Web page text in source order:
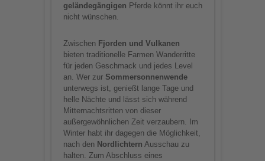
geländegängigen Pferde könnt ihr euch
nicht wünschen.
Zwischen Fjorden und Vulkanen
bieten traditionelle Farmen Wanderritte
für jeden Geschmack und jedes Level
an. Wer zur Sommersonnenwende
unterwegs ist, genießt lange Tage und
helle Nächte und lässt sich während
Mitternachtsritten von dieser
außergewöhnlichen Zeit verzaubern. Im
Winter habt ihr dagegen die Möglichkeit,
nach den Nordlichtern Ausschau zu
halten. Zum Abschluss eines